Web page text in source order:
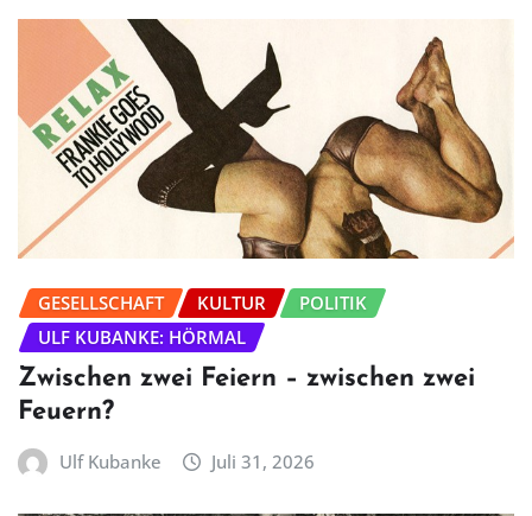
GESELLSCHAFT KULTUR
POLITIK
ULF KUBANKE: HÖRMAL
Zwischen zwei Feiern – zwischen zwei
Feuern?
Ulf Kubanke Juli 31, 2026